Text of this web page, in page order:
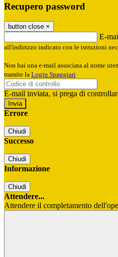
Recupero password
button close ×
E-
all'indirizzo indicato con le istruzioni
Non hai una e-mail associata al nome
tramite la Login Spaggiari
E-mail inviata, si prega di
Errore
Chiudi
Successo
Chiudi
Informazione
Chiudi
Attendere...
Attendere il completamento